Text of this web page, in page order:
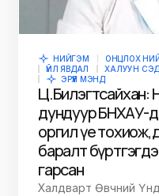
НИЙГЭМ ОНЦЛОХ
ҮЙЛ ЯВДАЛ
ХАЛУУН
ЭРҮҮЛ МЭНД
Ц.Билэгтсайхан:
дундуур БНХАУ-
оргил үе тохиож,
баралт
гарсан
Халдварт Өвчний